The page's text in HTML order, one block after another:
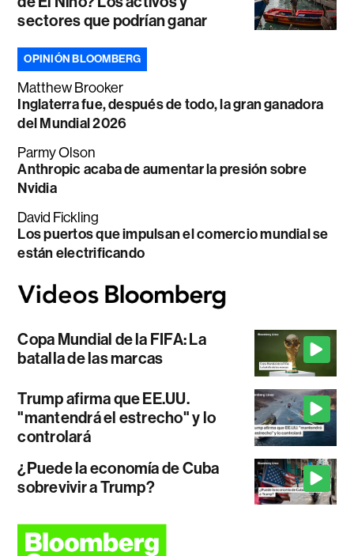
sectores que podrían ganar
OPINIÓN BLOOMBERG
Matthew Brooker
Inglaterra fue, después de todo, la gran ganadora
del Mundial 2026
Parmy Olson
Anthropic acaba de aumentar la presión sobre
Nvidia
David Fickling
Los puertos que impulsan el comercio mundial se
están electrificando
Copa Mundial de la FIFA: La
batalla de las marcas
Trump afirma que EE.UU.
"mantendrá el estrecho" y lo
controlará
¿Puede la economía de Cuba
sobrevivir a Trump?